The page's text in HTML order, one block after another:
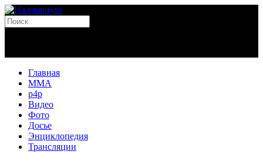
Главная
MMA
p4p
Видео
Фото
Досье
Энциклопедия
Трансляции